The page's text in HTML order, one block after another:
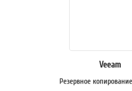
Veeam
Резервное